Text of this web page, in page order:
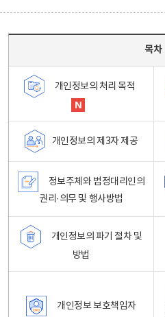
목차
개인정보의 처리 목적
개인정보의 제3자 제공
정보주체와 법정대리인의
권리·의무 및 행사방법
개인정보의 파기 절차 및
방법
개인정보 보호책임자